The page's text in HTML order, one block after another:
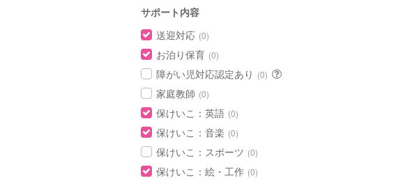
サポート内容
送迎対応 (0)
お泊り保育 (0)
障がい児対応認定あり (0)
家庭教師 (0)
保けいこ：英語 (0)
保けいこ：音楽 (0)
保けいこ：スポーツ (0)
保けいこ：絵・工作 (0)